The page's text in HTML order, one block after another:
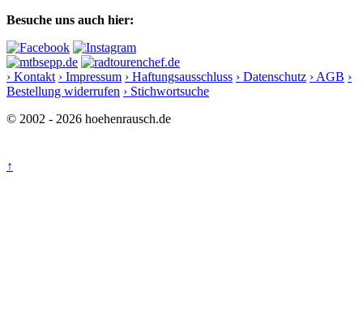
Besuche uns auch hier:
› Kontakt › Impressum › Haftungsausschluss › Datenschutz › AGB ›
Bestellung widerrufen › Stichwortsuche
© 2002 - 2026 hoehenrausch.de
↑